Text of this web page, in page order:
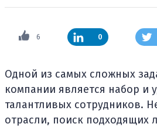
6 0
Одной из самых сложных
компании является набор и
талантливых сотрудников.
отрасли, поиск подходящих